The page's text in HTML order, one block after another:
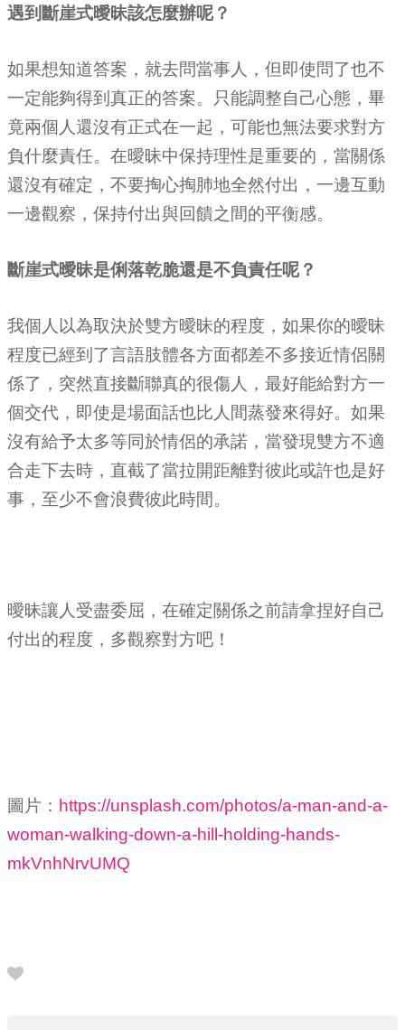
遇到斷崖式曖昧該怎麼辦呢？
如果想知道答案，就去問當事人，但即使問了也不
一定能夠得到真正的答案。只能調整自己心態，畢
竟兩個人還沒有正式在一起，可能也無法要求對方
負什麼責任。在曖昧中保持理性是重要的，當關係
還沒有確定，不要掏心掏肺地全然付出，一邊互動
一邊觀察，保持付出與回饋之間的平衡感。
斷崖式曖昧是俐落乾脆還是不負責任呢？
我個人以為取決於雙方曖昧的程度，如果你的曖昧
程度已經到了言語肢體各方面都差不多接近情侶關
係了，突然直接斷聯真的很傷人，最好能給對方一
個交代，即使是場面話也比人間蒸發來得好。如果
沒有給予太多等同於情侶的承諾，當發現雙方不適
合走下去時，直截了當拉開距離對彼此或許也是好
事，至少不會浪費彼此時間。
曖昧讓人受盡委屈，在確定關係之前請拿捏好自己
付出的程度，多觀察對方吧！
圖片： https://unsplash.com/photos/a-man-and-a-
woman-walking-down-a-hill-holding-hands-
mkVnhNrvUMQ